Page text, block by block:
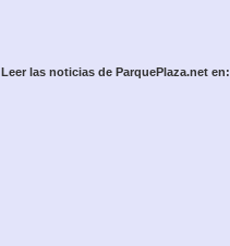
Leer las noticias de ParquePlaza.net en: